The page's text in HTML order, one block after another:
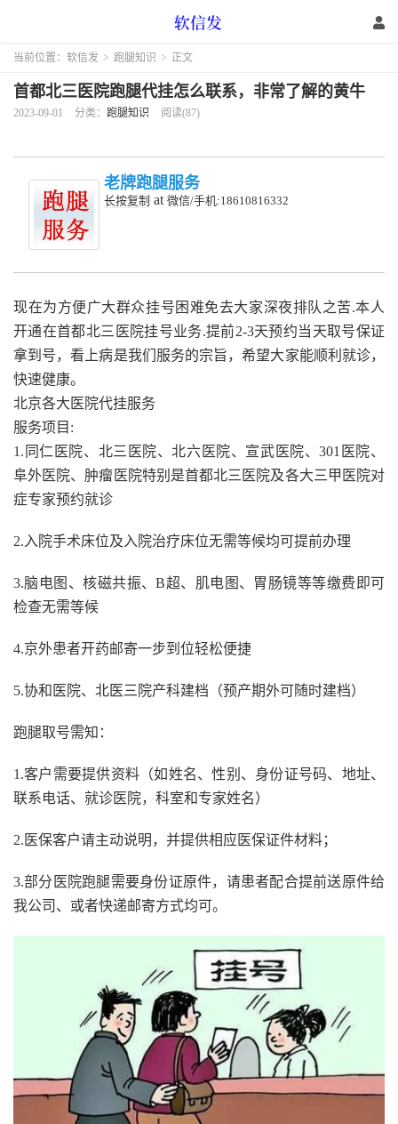
当前位置： 软信发 > 跑腿知识 > 正文
首都北三医院跑腿代挂怎么联系，非常了解的黄牛
2023-09-01 分类： 跑腿知识 阅读(87)
老牌跑腿服务
长按复制 at 微信/手机:18610816332
现在为方便广大群众挂号困难免去大家深夜排队之苦.本人
开通在首都北三医院挂号业务.提前2-3天预约当天取号保证
拿到号，看上病是我们服务的宗旨，希望大家能顺利就诊，
快速健康。
北京各大医院代挂服务
服务项目:
1.同仁医院、北三医院、北六医院、宣武医院、301医院、
阜外医院、肿瘤医院特别是首都北三医院及各大三甲医院对
症专家预约就诊
2.入院手术床位及入院治疗床位无需等候均可提前办理
3.脑电图、核磁共振、B超、肌电图、胃肠镜等等缴费即可
检查无需等候
4.京外患者开药邮寄一步到位轻松便捷
5.协和医院、北医三院产科建档（预产期外可随时建档）
跑腿取号需知：
1.客户需要提供资料（如姓名、性别、身份证号码、地址、
联系电话、就诊医院，科室和专家姓名）
2.医保客户请主动说明，并提供相应医保证件材料；
3.部分医院跑腿需要身份证原件，请患者配合提前送原件给
我公司、或者快递邮寄方式均可。